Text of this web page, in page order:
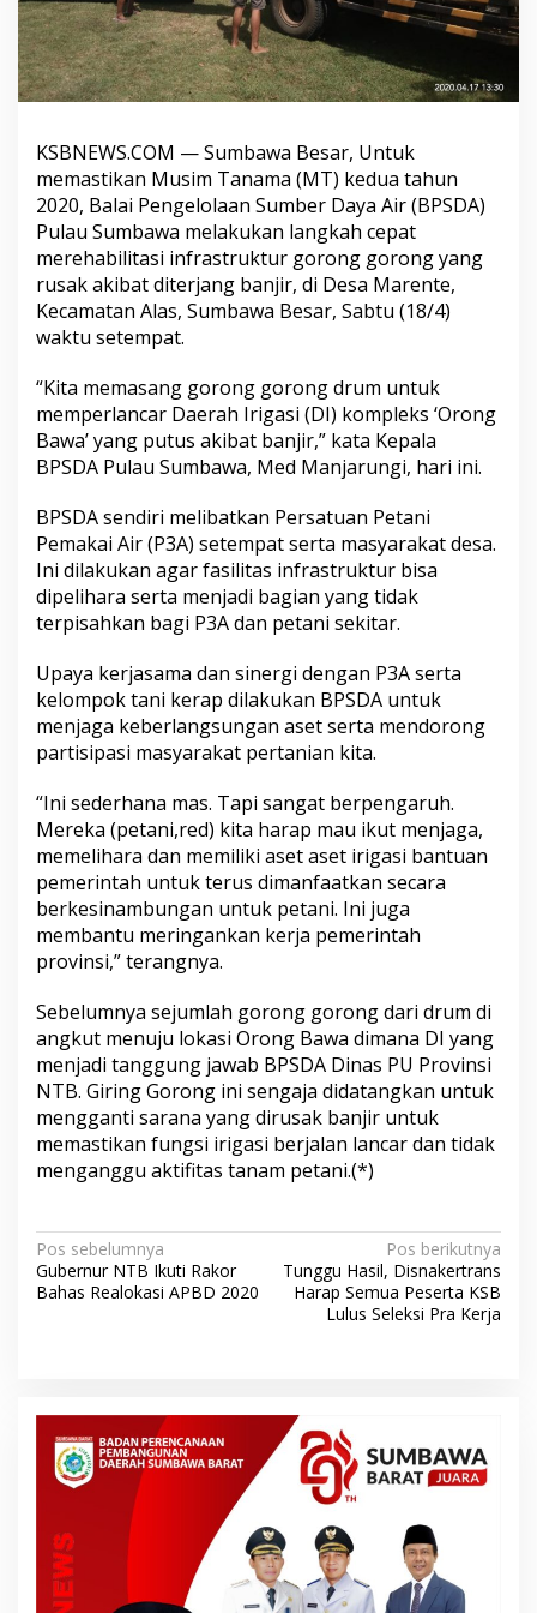
KSBNEWS.COM — Sumbawa Besar, Untuk
memastikan Musim Tanama (MT) kedua tahun
2020, Balai Pengelolaan Sumber Daya Air (BPSDA)
Pulau Sumbawa melakukan langkah cepat
merehabilitasi infrastruktur gorong gorong yang
rusak akibat diterjang banjir, di Desa Marente,
Kecamatan Alas, Sumbawa Besar, Sabtu (18/4)
waktu setempat.
“Kita memasang gorong gorong drum untuk
memperlancar Daerah Irigasi (DI) kompleks ‘Orong
Bawa’ yang putus akibat banjir,” kata Kepala
BPSDA Pulau Sumbawa, Med Manjarungi, hari ini.
BPSDA sendiri melibatkan Persatuan Petani
Pemakai Air (P3A) setempat serta masyarakat desa.
Ini dilakukan agar fasilitas infrastruktur bisa
dipelihara serta menjadi bagian yang tidak
terpisahkan bagi P3A dan petani sekitar.
Upaya kerjasama dan sinergi dengan P3A serta
kelompok tani kerap dilakukan BPSDA untuk
menjaga keberlangsungan aset serta mendorong
partisipasi masyarakat pertanian kita.
“Ini sederhana mas. Tapi sangat berpengaruh.
Mereka (petani,red) kita harap mau ikut menjaga,
memelihara dan memiliki aset aset irigasi bantuan
pemerintah untuk terus dimanfaatkan secara
berkesinambungan untuk petani. Ini juga
membantu meringankan kerja pemerintah
provinsi,” terangnya.
Sebelumnya sejumlah gorong gorong dari drum di
angkut menuju lokasi Orong Bawa dimana DI yang
menjadi tanggung jawab BPSDA Dinas PU Provinsi
NTB. Giring Gorong ini sengaja didatangkan untuk
mengganti sarana yang dirusak banjir untuk
memastikan fungsi irigasi berjalan lancar dan tidak
menganggu aktifitas tanam petani.(*)
N
a
a
o
Pos sebelumnya
Gubernur NTB Ikuti Rakor
Bahas Realokasi APBD 2020
Pos berikutnya
Tunggu Hasil, Disnakertrans
Harap Semua Peserta KSB
Lulus Seleksi Pra Kerja